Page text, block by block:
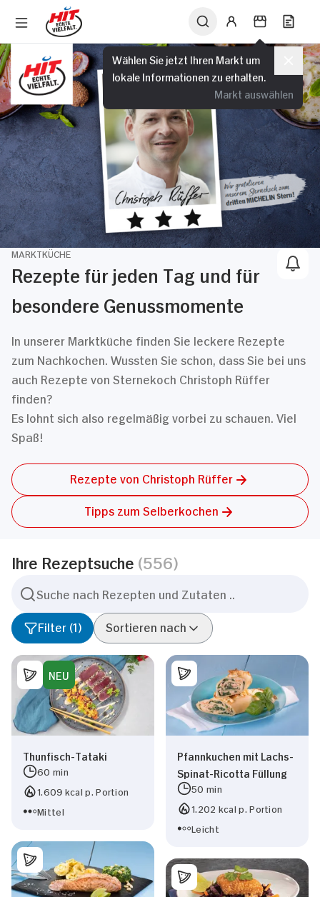
Wählen Sie jetzt Ihren Markt um
lokale Informationen zu erhalten.
Markt auswählen
MARKTKÜCHE
Rezepte für jeden Tag und für
besondere Genussmomente
In unserer Marktküche finden Sie leckere Rezepte
zum Nachkochen. Wussten Sie schon, dass Sie bei uns
auch Rezepte von Sternekoch Christoph Rüffer
finden?
Es lohnt sich also regelmäßig vorbei zu schauen. Viel
Spaß!
Rezepte von Christoph Rüffer
Tipps zum Selberkochen
Ihre Rezeptsuche (556)
Filter (1) Sortieren nach
NEU
Thunfisch-Tataki
60 min
1.609 kcal p. Portion
Mittel
Pfannkuchen mit Lachs-
Spinat-Ricotta Füllung
50 min
1.202 kcal p. Portion
Leicht